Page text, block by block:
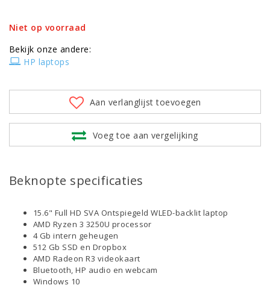
Niet op voorraad
Bekijk onze andere:
HP laptops
Aan verlanglijst toevoegen
Voeg toe aan vergelijking
Beknopte specificaties
15.6" Full HD SVA Ontspiegeld WLED-backlit laptop
AMD Ryzen 3 3250U processor
4 Gb intern geheugen
512 Gb SSD en Dropbox
AMD Radeon R3 videokaart
Bluetooth, HP audio en webcam
Windows 10